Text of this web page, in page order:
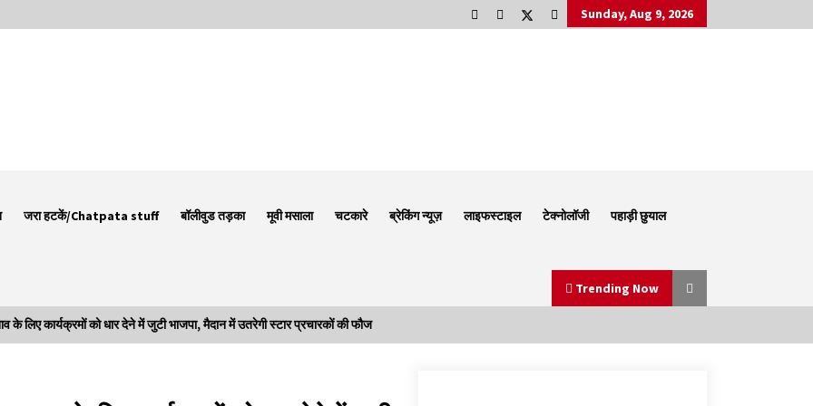
Sunday, Aug 9, 2026
जरा हटकें/Chatpata stuff बॉलीवुड तड़का मूवी मसाला चटकारे ब्रेकिंग न्यूज़ लाइफस्टाइल टेक्नोलॉजी पहाड़ी छुयाल
Trending Now
कार्यक्रमों को धार देने में जुटी भाजपा, मैदान में उतरेगी स्टार प्रचारकों की फौज